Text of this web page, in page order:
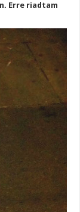
Erre riadtam